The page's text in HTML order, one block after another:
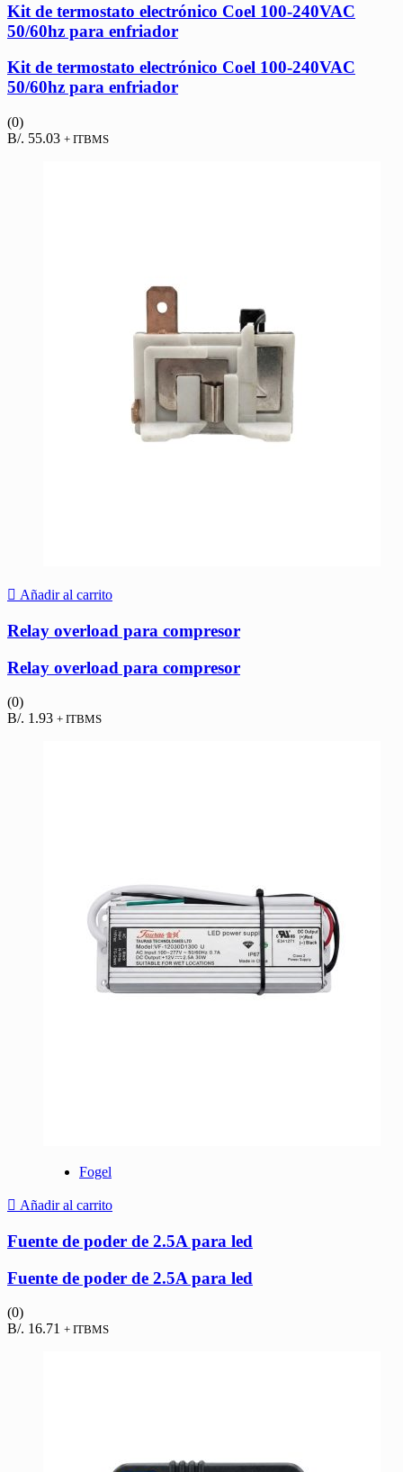
Kit de termostato electrónico Coel 100-240VAC
50/60hz para enfriador
Kit de termostato electrónico Coel 100-240VAC
50/60hz para enfriador
(0)
B/. 55.03 + ITBMS
Añadir al carrito
Relay overload para compresor
Relay overload para compresor
(0)
B/. 1.93 + ITBMS
Fogel
Añadir al carrito
Fuente de poder de 2.5A para led
Fuente de poder de 2.5A para led
(0)
B/. 16.71 + ITBMS